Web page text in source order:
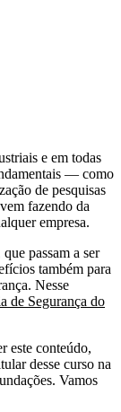
e em todas
— como
de pesquisas
fazendo da
empresa.
passam a ser
também para
Nesse
de Segurança do
este conteúdo,
desse curso na
Vamos